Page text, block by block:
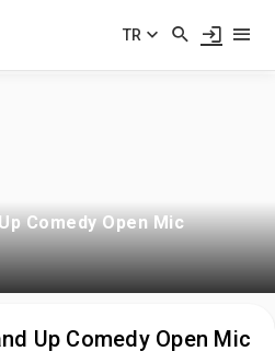
TR
Comedy Open Mic
Up Comedy Open Mic